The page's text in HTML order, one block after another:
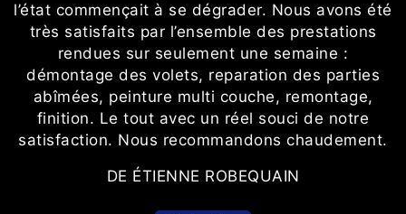
l’état commençait à se dégrader. Nous avons été
très satisfaits par l’ensemble des prestations
rendues sur seulement une semaine :
démontage des volets, reparation des parties
abîmées, peinture multi couche, remontage,
finition. Le tout avec un réel souci de notre
satisfaction. Nous recommandons chaudement.
DE ÉTIENNE ROBEQUAIN